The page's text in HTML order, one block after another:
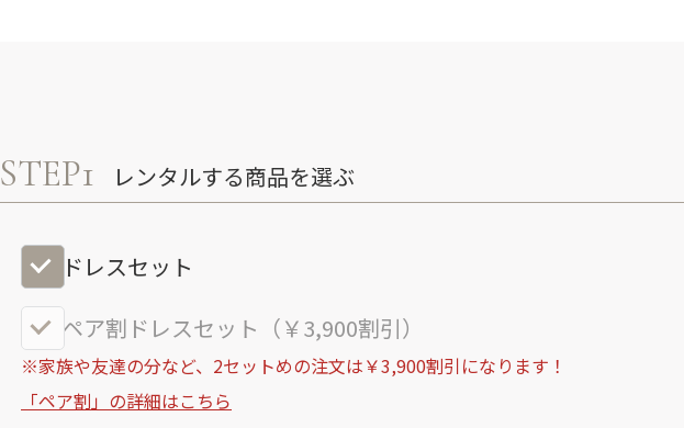
STEP1 レンタルする商品を選ぶ
ドレスセット
ペア割ドレスセット（￥3,900割引）
※家族や友達の分など、2セットめの注文は￥3,900割引になります！
「ペア割」の詳細はこちら